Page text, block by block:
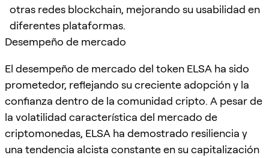
otras redes blockchain, mejorando su usabilidad en
diferentes plataformas.
Desempeño de mercado
El desempeño de mercado del token ELSA ha sido
prometedor, reflejando su creciente adopción y la
confianza dentro de la comunidad cripto. A pesar de
la volatilidad característica del mercado de
criptomonedas, ELSA ha demostrado resiliencia y
una tendencia alcista constante en su capitalización